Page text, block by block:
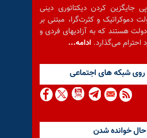
جایگزین کردن دیکتاتوری دینی
دموکراتیک و کثرت‌گرا، مبتنی بر
هستند که به آزادیهای فردی و
احترام می‌گذارد. ادامه...
شبكه هاى اجتماعى
خوانده شدن